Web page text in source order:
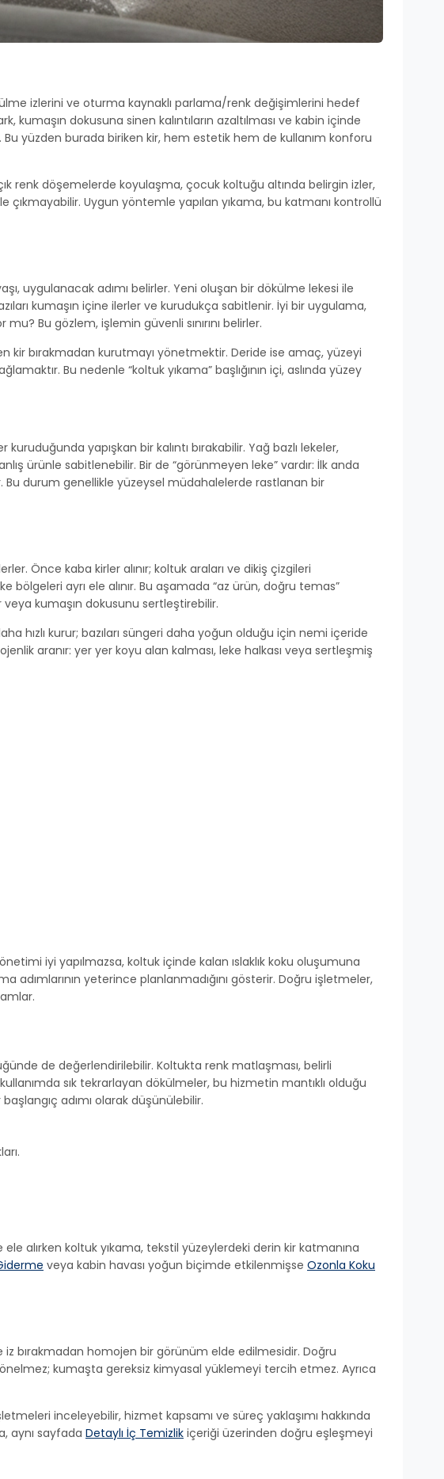
izlerini ve oturma kaynaklı parlama/renk değişimlerini hedef
dokusuna sinen kalıntıların azaltılması ve kabin içinde
yüzden burada biriken kir, hem estetik hem de kullanım konforu
renk döşemelerde koyulaşma, çocuk koltuğu altında belirgin izler,
Uygun yöntemle yapılan yıkama, bu katmanı kontrollü
uygulanacak adımı belirler. Yeni oluşan bir dökülme lekesi ile
kumaşın içine ilerler ve kurudukça sabitlenir. İyi bir uygulama,
Bu gözlem, işlemin güvenli sınırını belirler.
kir bırakmadan kurutmayı yönetmektir. Deride ise amaç, yüzeyi
Bu nedenle “koltuk yıkama” başlığının içi, aslında yüzey
yapışkan bir kalıntı bırakabilir. Yağ bazlı lekeler,
ürünle sabitlenebilir. Bir de “görünmeyen leke” vardır: İlk anda
Bu durum genellikle yüzeysel müdahalelerde rastlanan bir
Önce kaba kirler alınır; koltuk araları ve dikiş çizgileri
bölgeleri ayrı ele alınır. Bu aşamada “az ürün, doğru temas”
kumaşın dokusunu sertleştirebilir.
hızlı kurur; bazıları süngeri daha yoğun olduğu için nemi içeride
aranır: yer yer koyu alan kalması, leke halkası veya sertleşmiş
iyi yapılmazsa, koltuk içinde kalan ıslaklık koku oluşumuna
adımlarının yeterince planlanmadığını gösterir. Doğru işletmeler,
de değerlendirilebilir. Koltukta renk matlaşması, belirli
sık tekrarlayan dökülmeler, bu hizmetin mantıklı olduğu
adımı olarak düşünülebilir.
alırken koltuk yıkama, tekstil yüzeylerdeki derin kir katmanına
veya kabin havası yoğun biçimde etkilenmişse Ozonla Koku
bırakmadan homojen bir görünüm elde edilmesidir. Doğru
kumaşta gereksiz kimyasal yüklemeyi tercih etmez. Ayrıca
inceleyebilir, hizmet kapsamı ve süreç yaklaşımı hakkında
aynı sayfada Detaylı İç Temizlik içeriği üzerinden doğru eşleşmeyi